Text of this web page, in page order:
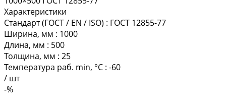
Характеристики
Стандарт (ГОСТ / EN / ISO) : ГОСТ 12855-77
Ширина, мм : 1000
Длина, мм : 500
Толщина, мм : 25
Температура раб. min, °C : -60
/ шт
-%